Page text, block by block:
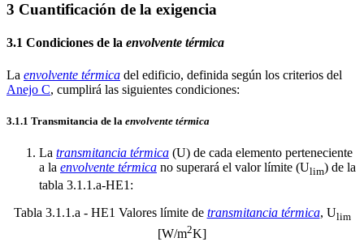
3 Cuantificación de la exigencia
3.1 Condiciones de la envolvente térmica
La envolvente térmica del edificio, definida según los criterios del
Anejo C, cumplirá las siguientes condiciones:
3.1.1 Transmitancia de la envolvente térmica
La transmitancia térmica (U) de cada elemento perteneciente
a la envolvente térmica no superará el valor límite (Ulim) de la
tabla 3.1.1.a-HE1:
Tabla 3.1.1.a - HE1 Valores límite de transmitancia térmica, Ulim
[W/m2K]